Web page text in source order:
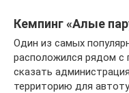
Кемпинг «Алые
Один из самых
расположился рядом с
сказать
территорию для